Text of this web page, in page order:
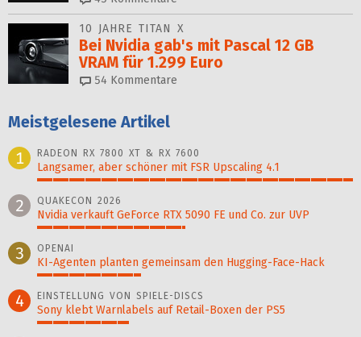
10 JAHRE TITAN X
Bei Nvidia gab's mit Pascal 12 GB
VRAM für 1.299 Euro
54 Kommentare
Meistgelesene Artikel
1
RADEON RX 7800 XT & RX 7600
Langsamer, aber schöner mit FSR Upscaling 4.1
2 QUAKECON 2026
Nvidia verkauft GeForce RTX 5090 FE und Co. zur UVP
3 OPENAI
KI-Agenten planten gemein­sam den Hugging-Face-Hack
4 EINSTELLUNG VON SPIELE-DISCS
Sony klebt Warnlabels auf Retail-Boxen der PS5